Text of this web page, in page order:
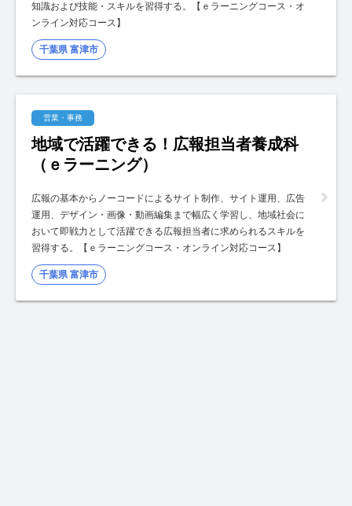
知識および技能・スキルを習得する。【ｅラーニングコース・オ
ンライン対応コース】
千葉県 富津市
営業・事務
地域で活躍できる！広報担当者養成科
（ｅラーニング）
広報の基本からノーコードによるサイト制作、サイト運用、広告
運用、デザイン・画像・動画編集まで幅広く学習し、地域社会に
おいて即戦力として活躍できる広報担当者に求められるスキルを
習得する。【ｅラーニングコース・オンライン対応コース】
千葉県 富津市